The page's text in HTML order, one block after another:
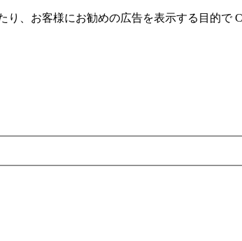
、お客様にお勧めの広告を表⽰する⽬的で